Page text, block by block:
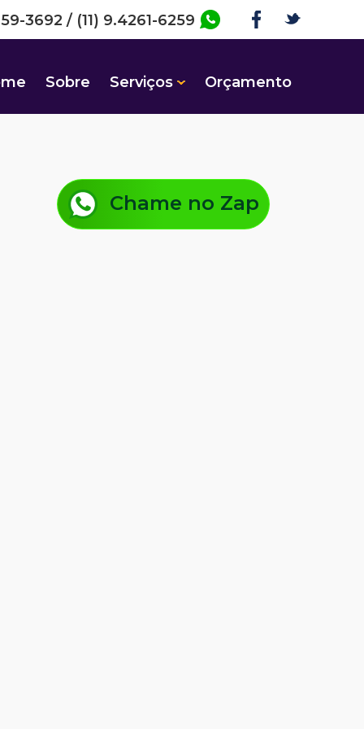
3692 / (11) 9.4261-6259
Sobre Serviços Orçamento
Chame no Zap